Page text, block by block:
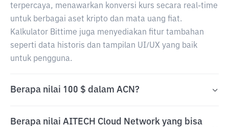
terpercaya, menawarkan konversi kurs secara real-time
untuk berbagai aset kripto dan mata uang fiat.
Kalkulator Bittime juga menyediakan fitur tambahan
seperti data historis dan tampilan UI/UX yang baik
untuk pengguna.
Berapa nilai 100 $ dalam ACN?
Berapa nilai AITECH Cloud Network yang bisa